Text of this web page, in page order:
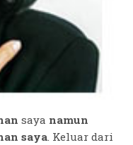
saya namun
saya . Keluar dari